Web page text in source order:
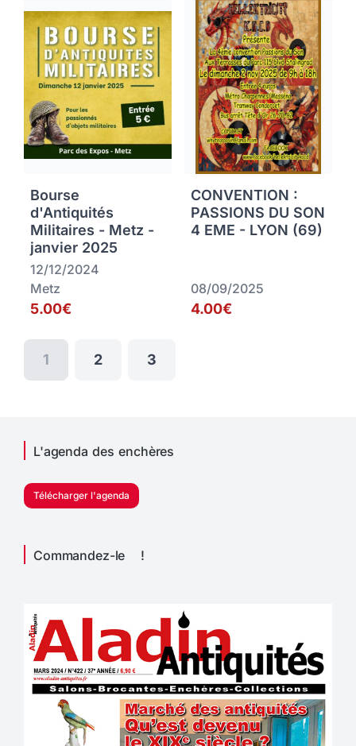
Bourse
d'Antiquités
Militaires - Metz -
janvier 2025
12/12/2024
Metz
5.00€
CONVENTION :
PASSIONS DU SON
4 EME - LYON (69)
08/09/2025
4.00€
1 2 3
L'agenda des enchères
Télécharger l'agenda
Commandez-le !